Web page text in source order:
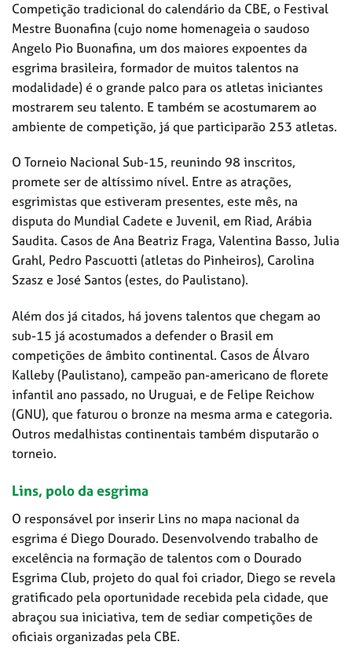
Competição tradicional do calendário da CBE, o Festival
Mestre Buonafina (cujo nome homenageia o saudoso
Angelo Pio Buonafina, um dos maiores expoentes da
esgrima brasileira, formador de muitos talentos na
modalidade) é o grande palco para os atletas iniciantes
mostrarem seu talento. E também se acostumarem ao
ambiente de competição, já que participarão 253 atletas.
O Torneio Nacional Sub-15, reunindo 98 inscritos,
promete ser de altíssimo nível. Entre as atrações,
esgrimistas que estiveram presentes, este mês, na
disputa do Mundial Cadete e Juvenil, em Riad, Arábia
Saudita. Casos de Ana Beatriz Fraga, Valentina Basso, Julia
Grahl, Pedro Pascuotti (atletas do Pinheiros), Carolina
Szasz e José Santos (estes, do Paulistano).
Além dos já citados, há jovens talentos que chegam ao
sub-15 já acostumados a defender o Brasil em
competições de âmbito continental. Casos de Álvaro
Kalleby (Paulistano), campeão pan-americano de florete
infantil ano passado, no Uruguai, e de Felipe Reichow
(GNU), que faturou o bronze na mesma arma e categoria.
Outros medalhistas continentais também disputarão o
torneio.
Lins, polo da esgrima
O responsável por inserir Lins no mapa nacional da
esgrima é Diego Dourado. Desenvolvendo trabalho de
excelência na formação de talentos com o Dourado
Esgrima Club, projeto do qual foi criador, Diego se revela
gratificado pela oportunidade recebida pela cidade, que
abraçou sua iniciativa, tem de sediar competições de
oficiais organizadas pela CBE.